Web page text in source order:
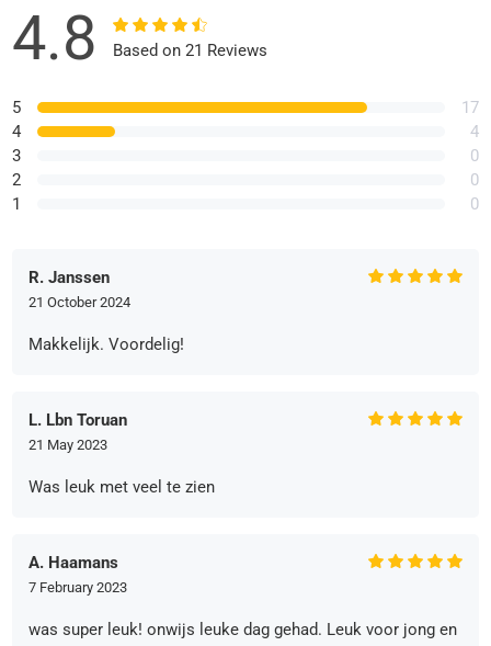
4.8 Based on 21 Reviews
5
4
3
2
1
17
4
0
0
0
R. Janssen
21 October 2024
Makkelijk. Voordelig!
L. Lbn Toruan
21 May 2023
Was leuk met veel te zien
A. Haamans
7 February 2023
was super leuk! onwijs leuke dag gehad. Leuk voor jong en